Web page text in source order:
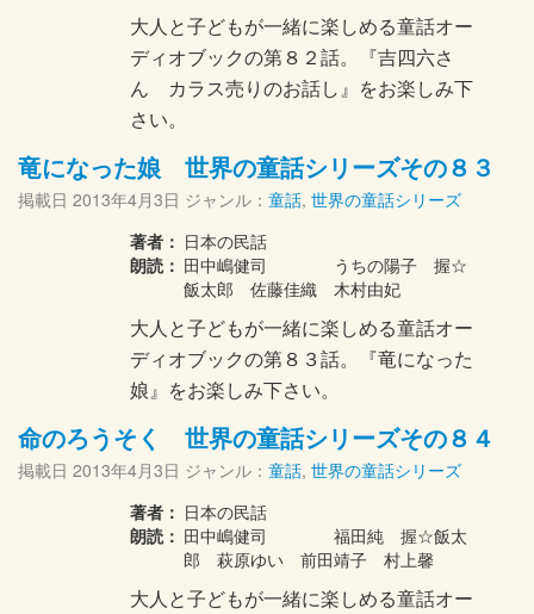
大人と子どもが一緒に楽しめる童話オー
ディオブックの第８２話。『吉四六さ
ん カラス売りのお話し』をお楽しみ下
さい。
竜になった娘 世界の童話シリーズその８３
掲載日 2013年4月3日 ジャンル： 童話, 世界の童話シリーズ
著者： 日本の民話
朗読： 田中嶋健司 うちの陽子 握☆
飯太郎 佐藤佳織 木村由妃
大人と子どもが一緒に楽しめる童話オー
ディオブックの第８３話。『竜になった
娘』をお楽しみ下さい。
命のろうそく 世界の童話シリーズその８４
掲載日 2013年4月3日 ジャンル： 童話, 世界の童話シリーズ
著者： 日本の民話
朗読： 田中嶋健司 福田純 握☆飯太
郎 萩原ゆい 前田靖子 村上馨
大人と子どもが一緒に楽しめる童話オー